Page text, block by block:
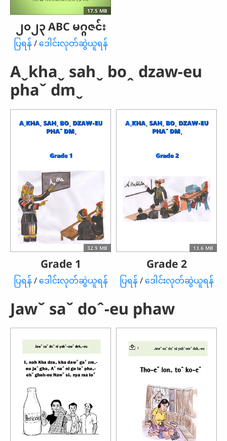
17.5 MB
၂၀၂၃ ABC မဂ္ဂဇင်း
ပြရန်/ဒေါင်းလုတ်ဆွဲယူရန်
Aˬkhaˬ sahˬ boꞈ dzaw-eu
phaˇ dmˬ
32.9 MB
Grade 1
ပြရန်/ဒေါင်းလုတ်ဆွဲယူရန်
13.6 MB
Grade 2
ပြရန်/ဒေါင်းလုတ်ဆွဲယူရန်
Jawˇ saˇ doˆ-eu phaw